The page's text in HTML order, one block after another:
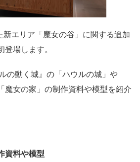
新エリア「魔女の谷」に関する追加
登場します。
の動く城』の「ハウルの城」や
魔女の家」の制作資料や模型を紹介
資料や模型